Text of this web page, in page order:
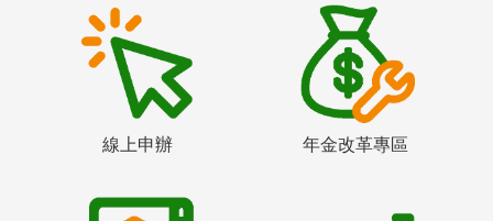
線上申辦 年金改革專區